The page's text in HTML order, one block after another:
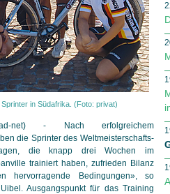
in Südafrika. (Foto: privat)
rad-net) - Nach erfolgreichem
die Sprinter des Weltmeisterschafts-
die knapp drei Wochen im
trainiert haben, zufrieden Bilanz
hervorragende Bedingungen», so
Ausgangspunkt für das Training